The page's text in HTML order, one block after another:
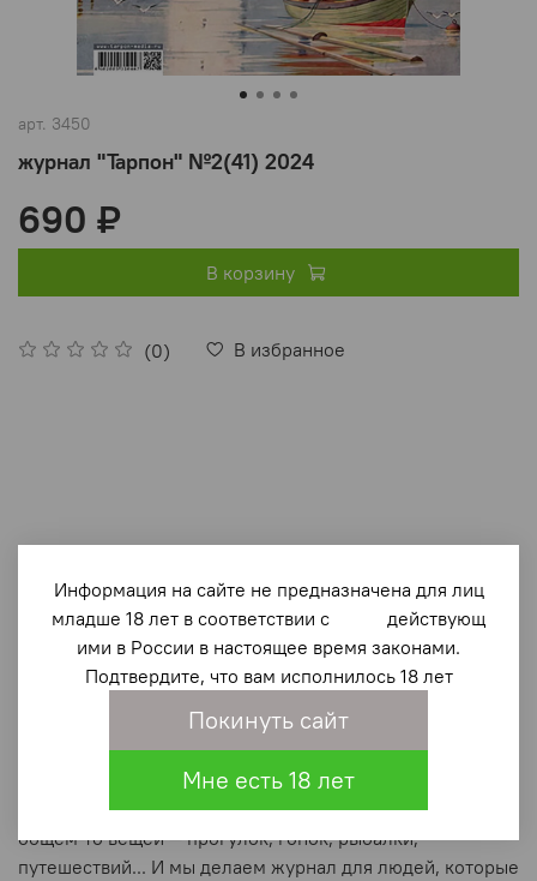
арт. 3450
журнал "Тарпон" №2(41) 2024
(0) В избранное
690 ₽
В корзину
«Тарпон» — яхтенный журнал из Санкт-Петербурга.
Почему «Тарпон»? Это имя яхты, которая сто лет назад
своими яркими выступлениями на различных
европейских регатах показала, что в России есть
хорошие суда и отличные гонщики. Кстати, она до сих
Для чего человеку лодка? Она нужна для простых в
общем-то вещей — прогулок, гонок, рыбалки,
путешествий... И мы делаем журнал для людей, которые
Информация на сайте не предназначена для лиц
младше 18 лет в соответствии с действующ
ими в России в настоящее время законами.
Подтвердите, что вам исполнилось 18 лет
Покинуть сайт
Мне есть 18 лет